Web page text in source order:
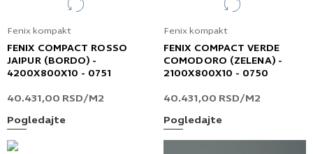
Fenix kompakt
FENIX COMPACT ROSSO
JAIPUR (BORDO) -
4200X800X10 - 0751
40.431,00 RSD/M2
Pogledajte
Fenix kompakt
FENIX COMPACT VERDE
COMODORO (ZELENA) -
2100X800X10 - 0750
40.431,00 RSD/M2
Pogledajte